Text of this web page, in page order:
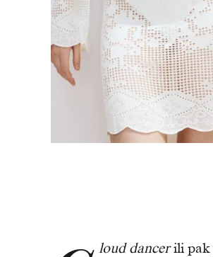
loud dancerili pak